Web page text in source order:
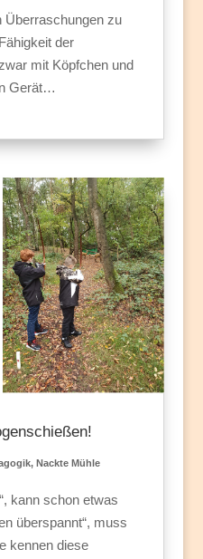
Überraschungen zu
der
mit Köpfchen und
Gerät…
, Nackte Mühle
kann schon etwas
überspannt“, muss
kennen diese